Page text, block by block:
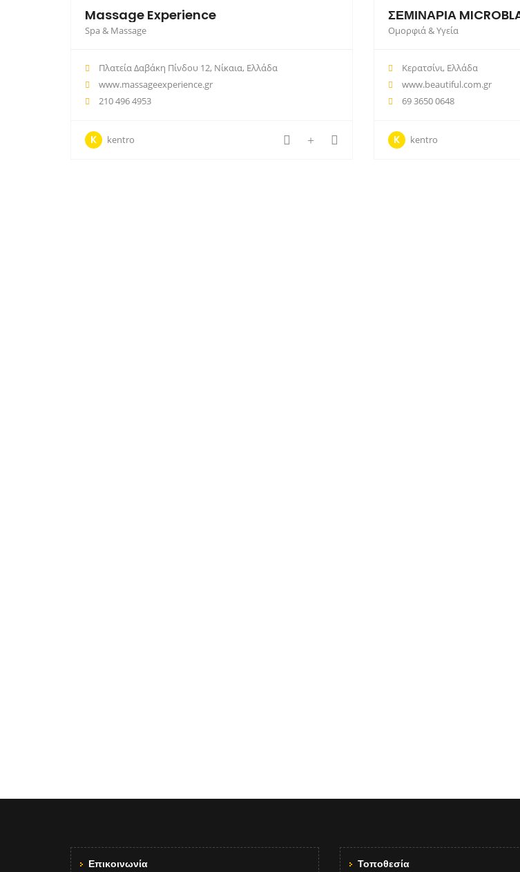
Massage Experience
Spa & Massage
Πλατεία Δαβάκη Πίνδου 12, Νίκαια, Ελλάδα
www.massageexperience.gr
210 496 4953
K kentro
ΣΕΜΙΝΑΡΙΑ
Ομορφιά & Υγεία
Κερατσίνι, Ελλάδα
www.beautiful.com.gr
69 3650 0648
K kentro
Επικοινωνία Τοποθεσία